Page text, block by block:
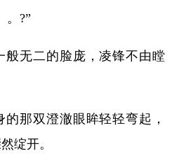
。?”
般无二的脸庞，凌锋不由瞠
那双澄澈眼眸轻轻弯起，
绽开。